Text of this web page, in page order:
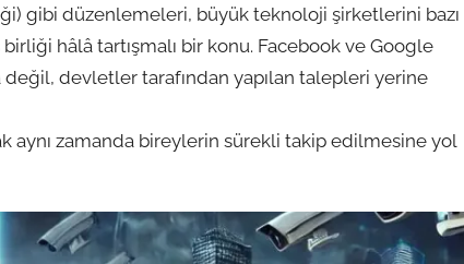
gibi düzenlemeleri, büyük teknoloji şirketlerini bazı
hâlâ tartışmalı bir konu. Facebook ve Google
devletler tarafından yapılan talepleri yerine
zamanda bireylerin sürekli takip edilmesine yol